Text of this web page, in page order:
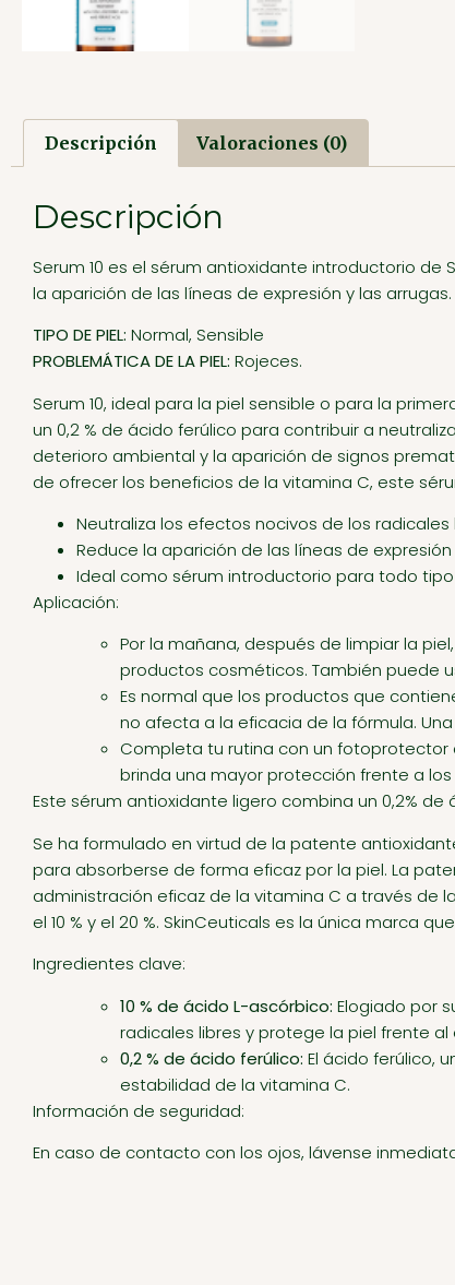
Descripción Valoraciones (0)
Descripción
Serum 10 es el sérum antioxidante introductorio
la aparición de las líneas de expresión y las arrugas.
TIPO DE PIEL: Normal, Sensible
PROBLEMÁTICA DE LA PIEL: Rojeces.
Serum 10, ideal para la piel sensible o para la
un 0,2 % de ácido ferúlico para contribuir a
deterioro ambiental y la aparición de signos
de ofrecer los beneficios de la vitamina C, este
Neutraliza los efectos nocivos de los
Reduce la aparición de las líneas de
Ideal como sérum introductorio para todo
Aplicación:
Por la mañana, después de limpiar la
productos cosméticos. También puede
Es normal que los productos que
no afecta a la eficacia de la fórmula.
Completa tu rutina con un fotoprotector
brinda una mayor protección frente a
Este sérum antioxidante ligero combina un 0,2%
Se ha formulado en virtud de la patente
para absorberse de forma eficaz por la piel. La
administración eficaz de la vitamina C a través de
el 10 % y el 20 %. SkinCeuticals es la única marca
Ingredientes clave:
10 % de ácido L-ascórbico: Elogiado por
radicales libres y protege la piel frente
0,2 % de ácido ferúlico: El ácido ferúlico,
estabilidad de la vitamina C.
Información de seguridad:
En caso de contacto con los ojos, lávense